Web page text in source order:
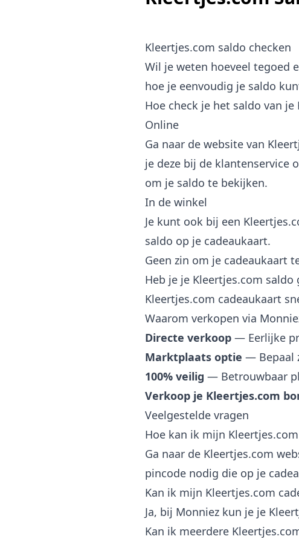
Kleertjes.com saldo checken
Wil je weten hoeveel tegoed
hoe je eenvoudig je saldo
Hoe check je het saldo van
Online
Ga naar de website van
je deze bij de klantenservice
om je saldo te bekijken.
In de winkel
Je kunt ook bij een
saldo op je cadeaukaart.
Geen zin om je cadeaukaart
Heb je je Kleertjes.com
Kleertjes.com cadeaukaart
Waarom verkopen via
Directe verkoop — Eerlijke
Marktplaats optie — Bepaal
100% veilig — Betrouwbaar
Verkoop je Kleertjes.com
Veelgestelde vragen
Hoe kan ik mijn
Ga naar de Kleertjes.com
pincode nodig die op je
Kan ik mijn Kleertjes.com
Ja, bij Monniez kun je je
Kan ik meerdere